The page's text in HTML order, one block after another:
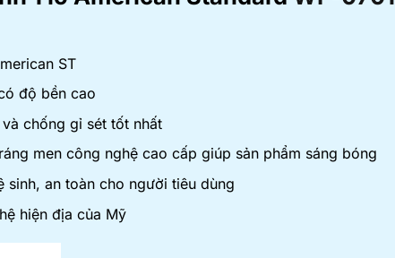
ST
độ bền cao
chống gỉ sét tốt nhất
men công nghệ cao cấp giúp sản phẩm sáng bóng
sinh, an toàn cho người tiêu dùng
hiện địa của Mỹ